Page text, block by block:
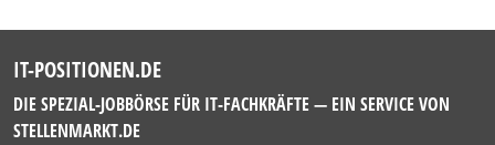
IT-POSITIONEN.DE
DIE SPEZIAL-JOBBÖRSE FÜR IT-FACHKRÄFTE — EIN SERVICE VON
STELLENMARKT.DE